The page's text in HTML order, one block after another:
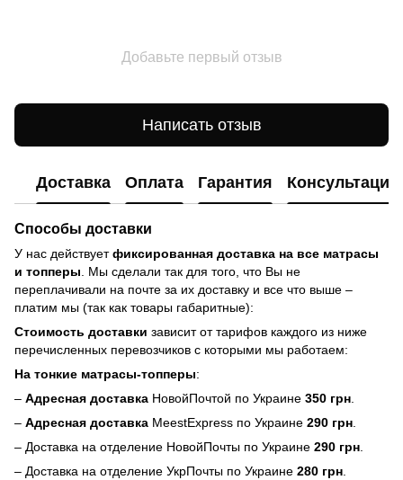
Добавьте первый отзыв
Написать отзыв
Доставка Оплата Гарантия Консультация
Способы доставки
У нас действуетфиксированная доставка на все матрасы
и топперы. Мы сделали так для того, что Вы не
переплачивали на почте за их доставку и все что выше –
платим мы (так как товары габаритные):
Стоимость доставки зависит от тарифов каждого из ниже
перечисленных перевозчиков с которыми мы работаем:
На тонкие матрасы-топперы:
– Адресная доставка НовойПочтой по Украине 350 грн.
– Адресная доставка MeestExpress по Украине 290 грн.
– Доставка на отделение НовойПочты по Украине 290 грн.
– Доставка на отделение УкрПочты по Украине 280 грн.